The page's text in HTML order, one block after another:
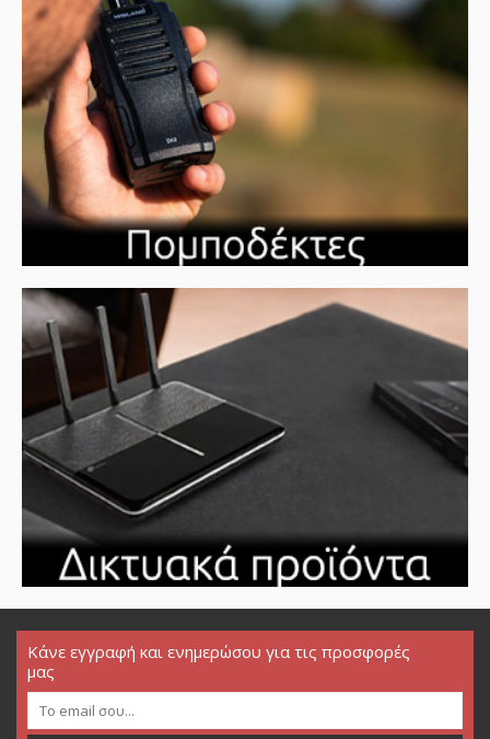
Κάνε εγγραφή και ενημερώσου για τις προσφορές
μας